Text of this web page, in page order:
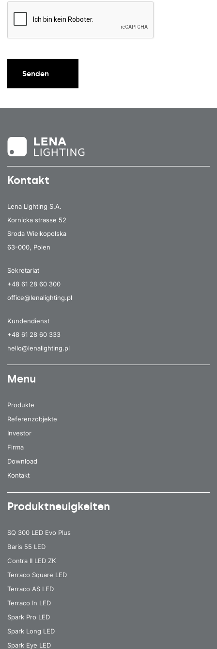
Senden
Kontakt
Lena Lighting S.A.
Kornicka strasse 52
Sroda Wielkopolska
63-000, Polen
Sekretariat
+48 61 28 60 300
office@lenalighting.pl
Kundendienst
+48 61 28 60 333
hello@lenalighting.pl
Menu
Produkte
Referenzobjekte
Investor
Firma
Download
Kontakt
Produktneuigkeiten
SQ 300 LED Evo Plus
Baris 55 LED
Contra II LED ZK
Terraco Square LED
Terraco AS LED
Terraco In LED
Spark Pro LED
Spark Long LED
Spark Eye LED